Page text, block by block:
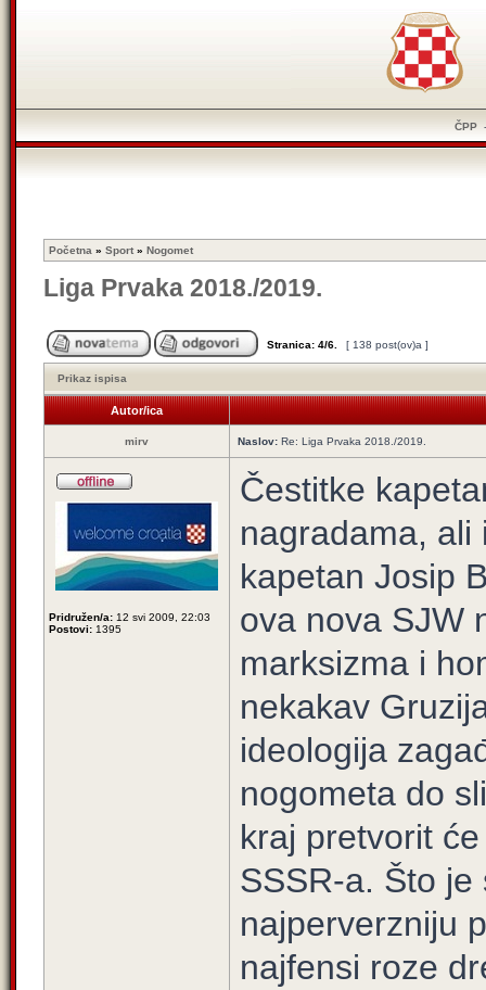
ČPP
Početna » Sport » Nogomet
Liga Prvaka 2018./2019.
Stranica: 4/6 [ 138 post(ov)a ]
Prikaz ispisa
Autor/ica
mirv Naslov: Re: Liga Prvaka 2018./2019.
Pridružen/a: 12 svi 2009, 22:03
Postovi: 1395
Čestitke
nagradama, ali
kapetan Josip
ova nova SJW
marksizma i
nekakav
ideologija
nogometa do
kraj pretvorit
SSSR-a. Što
najperverzniju
najfensi roze